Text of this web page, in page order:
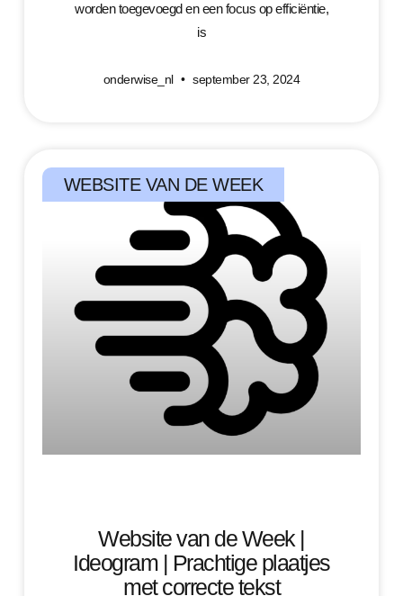
worden toegevoegd en een focus op efficiëntie,
is
onderwise_nl september 23, 2024
WEBSITE VAN DE WEEK
Website van de Week |
Ideogram | Prachtige plaatjes
met correcte tekst